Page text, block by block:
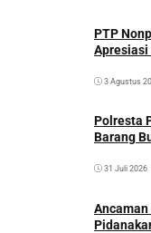
PTP
3 Agustus
Polresta
Barang
31 Juli 2026